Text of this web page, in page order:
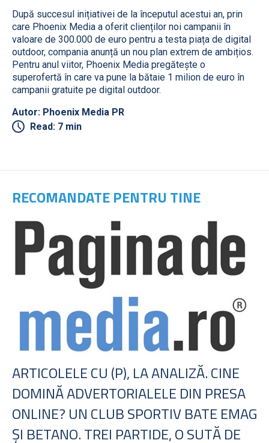
După succesul inițiativei de la începutul acestui an, prin
care Phoenix Media a oferit clienților noi campanii în
valoare de 300.000 de euro pentru a testa piața de digital
outdoor, compania anunță un nou plan extrem de ambițios.
Pentru anul viitor, Phoenix Media pregătește o
superofertă în care va pune la bătaie 1 milion de euro în
campanii gratuite pe digital outdoor.
Autor: Phoenix Media PR
Read: 7 min
RECOMANDATE PENTRU TINE
ARTICOLELE CU (P), LA ANALIZĂ. CINE
DOMINĂ ADVERTORIALELE DIN PRESA
ONLINE? UN CLUB SPORTIV BATE EMAG
ŞI BETANO. TREI PARTIDE, O SUTĂ DE